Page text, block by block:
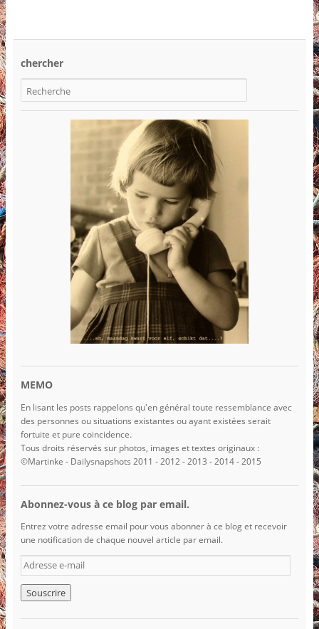
chercher
MEMO
En lisant les posts rappelons qu'en général toute ressemblance avec
des personnes ou situations existantes ou ayant existées serait
fortuite et pure coincidence.
Tous droits réservés sur photos, images et textes originaux :
©Martinke - Dailysnapshots 2011 - 2012 - 2013 - 2014 - 2015
Abonnez-vous à ce blog par email.
Entrez votre adresse email pour vous abonner à ce blog et recevoir
une notification de chaque nouvel article par email.
A
d
r
e
s